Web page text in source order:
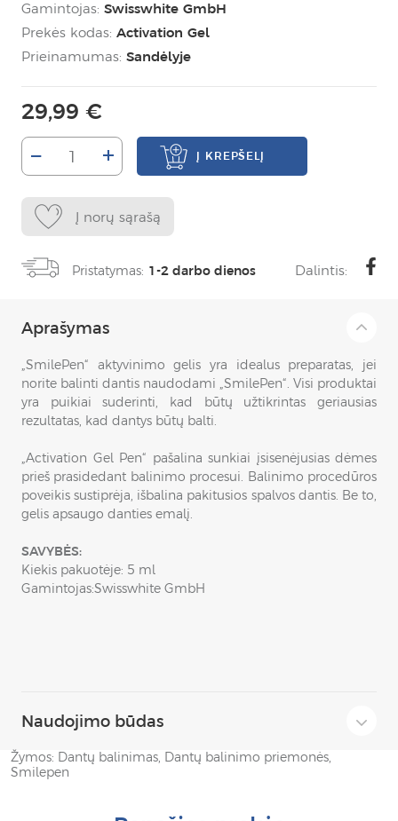
Gamintojas: Swisswhite GmbH
Prekės kodas: Activation Gel
Prieinamumas: Sandėlyje
29,99 €
– + Į KREPŠELĮ
Į norų sąrašą
Pristatymas: 1-2 darbo dienos Dalintis:
Aprašymas
„SmilePen“ aktyvinimo gelis yra idealus preparatas, jei
norite balinti dantis naudodami „SmilePen“. Visi produktai
yra puikiai suderinti, kad būtų užtikrintas geriausias
rezultatas, kad dantys būtų balti.
„Activation Gel Pen“ pašalina sunkiai įsisenėjusias dėmes
prieš prasidedant balinimo procesui. Balinimo procedūros
poveikis sustiprėja, išbalina pakitusios spalvos dantis. Be to,
gelis apsaugo danties emalį.
SAVYBĖS:
Kiekis pakuotėje: 5 ml
Gamintojas:Swisswhite GmbH
Naudojimo būdas
Žymos: Dantų balinimas Dantų balinimo priemonės
Smilepen